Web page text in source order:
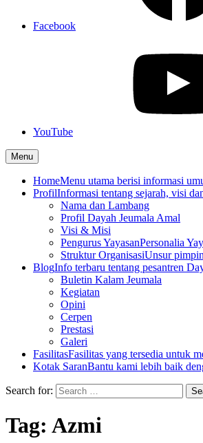
Facebook
YouTube
Menu
HomeMenu utama berisi informasi
ProfilInformasi tentang sejarah, visi
Nama dan Lambang
Profil Dayah Jeumala Amal
Visi & Misi
Pengurus YayasanPersonalia
Struktur OrganisasiUnsur
BlogInfo terbaru tentang pesantren
Buletin Kalam Jeumala
Kegiatan
Opini
Cerpen
Prestasi
Galeri
FasilitasFasilitas yang tersedia untuk
Kotak SaranBantu kami lebih baik
Search for:
Tag: Azmi